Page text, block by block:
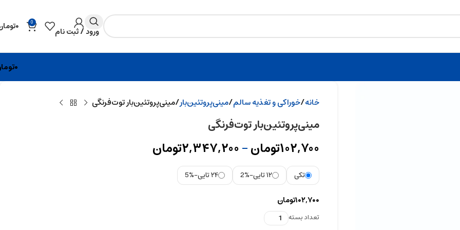
ورود / ثبت نام
0 ۰
۰
خانه خوراکی و تغذیه سالم مینی‌پروتئین‌بار مینی‌پروتئین‌بار توت‌فرنگی
مینی‌پروتئین‌بار توت‌فرنگی
۱۰۲,۷۰۰تومان–۲,۳۴۷,۲۰۰تومان
تکی ۱۲ تایی -2% ۲۴ تایی -5%
۱۰۲,۷۰۰تومان
تعداد بسته